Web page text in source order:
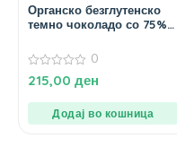
Органско безглутенско
темно чоколадо со 75%
гр.
0
од
0
215,00 ден
Додај во кошница